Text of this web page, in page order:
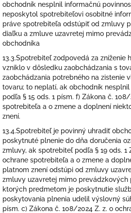
obchodník nesplnil informačnú
neposkytol spotrebiteľovi osobitné
práve spotrebiteľa odstúpiť od zmluvy
diaľku a zmluve uzavretej mimo
obchodníka
13.3.Spotrebiteľ zodpovedá za zníženie
vzniklo v dôsledku zaobchádzania s
zaobchádzania potrebného na zistenie
tovaru; to neplatí, ak obchodník
podľa § 15 ods. 1 písm. f) Zákona č.
spotrebiteľa a o zmene a doplnení
znení.
13.4.Spotrebiteľ je povinný uhradiť
poskytnuté plnenie do dňa doručenia
zmluvy, ak spotrebiteľ podľa § 19 ods. 1
ochrane spotrebiteľa a o zmene a
platnom znení odstúpi od zmluvy
zmluvy uzavretej mimo prevádzkových
ktorých predmetom je poskytnutie
poskytovania plnenia udelil výslovný
písm. c) Zákona č. 108/2024 Z. z. o